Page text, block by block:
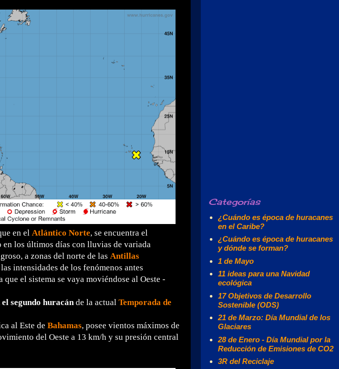
en el Atlántico Norte, se encuentra el
en los últimos días con lluvias de variada
a zonas del norte de las Antillas
intensidades de los fenómenos antes
el sistema se vaya moviéndose al Oeste -
el segundo huracánde la actual Temporada de
al Este de Bahamas, posee vientos máximos de
del Oeste a 13 km/h y su presión central
Categorías
¿Cuándo es época de huracanes
en el Caribe?
¿Cuándo es época de huracanes
y dónde se forman?
1 de Mayo
11 ideas para una Navidad
ecológica
17 Objetivos de Desarrollo
Sostenible (ODS)
21 de Marzo: Día Mundial de los
Glaciares
28 de Enero - Día Mundial por la
Reducción de Emisiones de CO2
3R del Reciclaje